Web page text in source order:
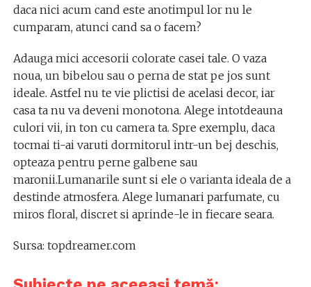
daca nici acum cand este anotimpul lor nu le
cumparam, atunci cand sa o facem?
Adauga mici accesorii colorate casei tale. O vaza
noua, un bibelou sau o perna de stat pe jos sunt
ideale. Astfel nu te vie plictisi de acelasi decor, iar
casa ta nu va deveni monotona. Alege intotdeauna
culori vii, in ton cu camera ta. Spre exemplu, daca
tocmai ti-ai varuti dormitorul intr-un bej deschis,
opteaza pentru perne galbene sau
maronii.Lumanarile sunt si ele o varianta ideala de a
destinde atmosfera. Alege lumanari parfumate, cu
miros floral, discret si aprinde-le in fiecare seara.
Sursa: topdreamer.com